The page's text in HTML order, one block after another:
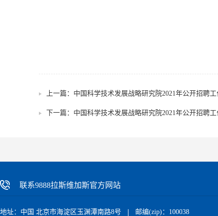
上一篇： 中国科学技术发展战略研究院2021年公开招聘
下一篇： 中国科学技术发展战略研究院2021年公开招聘
联系9888拉斯维加斯官方网站
地址：中国 北京市海淀区玉渊潭南路8号 邮编(zip)：100038